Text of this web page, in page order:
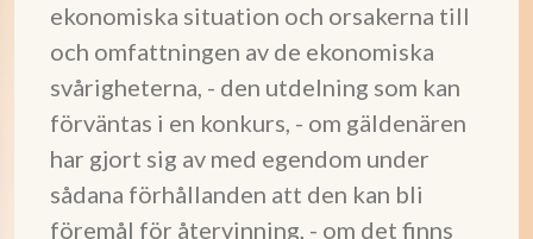
ekonomiska situation och orsakerna till
och omfattningen av de ekonomiska
svårigheterna, - den utdelning som kan
förväntas i en konkurs, - om gäldenären
har gjort sig av med egendom under
sådana förhållanden att den kan bli
föremål för återvinning, - om det finns